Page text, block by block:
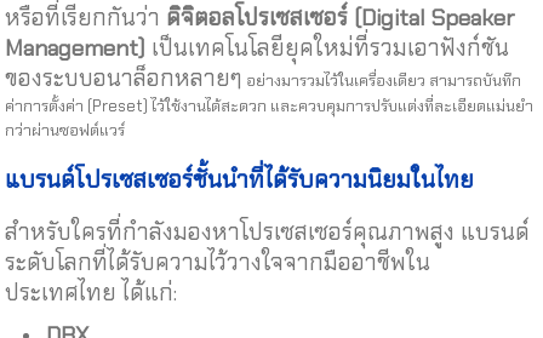
หรือที่เรียกกันว่า ดิจิตอลโปรเซสเซอร์ (Digital Speaker
Management) เป็นเทคโนโลยียุคใหม่ที่รวมเอาฟังก์ชัน
ของระบบอนาล็อกหลายๆ อย่างมารวมไว้ในเครื่องเดียว สามารถบันทึก
ค่าการตั้งค่า (Preset) ไว้ใช้งานได้สะดวก และควบคุมการปรับแต่งที่ละเอียดแม่นยำ
กว่าผ่านซอฟต์แวร์
แบรนด์โปรเซสเซอร์ชั้นนำที่ได้รับความนิยมในไทย
สำหรับใครที่กำลังมองหาโปรเซสเซอร์คุณภาพสูง แบรนด์
ระดับโลกที่ได้รับความไว้วางใจจากมืออาชีพใน
ประเทศไทย ได้แก่: